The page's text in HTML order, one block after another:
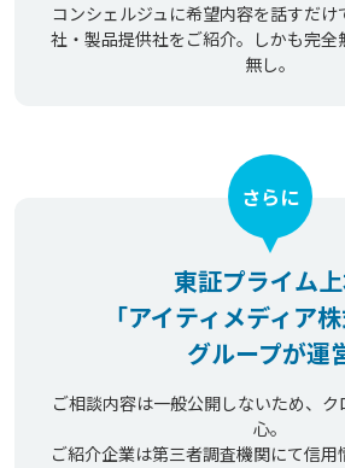
コンシェルジュに希望内容を話すだ
社・製品提供社をご紹介。しかも完全
無し。
東証プライム
「アイティメディア株
グループが運
さらに
ご相談内容は一般公開しないため、
心。
ご紹介企業は第三者調査機関にて信